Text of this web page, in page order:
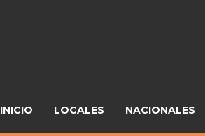
INICIO LOCALES NACIONALES